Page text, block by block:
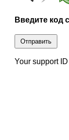
Введите код
Отправить
Your support